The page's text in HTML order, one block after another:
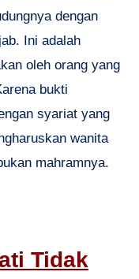
dengan
Ini adalah
oleh orang yang
bukti
syariat yang
wanita
mahramnya.
Tidak